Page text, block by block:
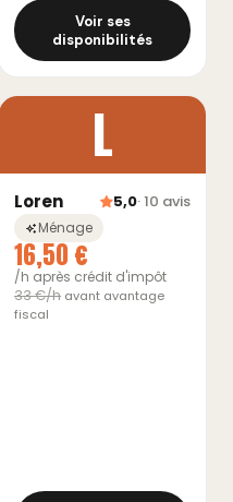
Voir ses
disponibilités
L
Loren 5,0· 10 avis
Ménage
16,50 €
/h après crédit d'impôt
33 €/h avant avantage
fiscal